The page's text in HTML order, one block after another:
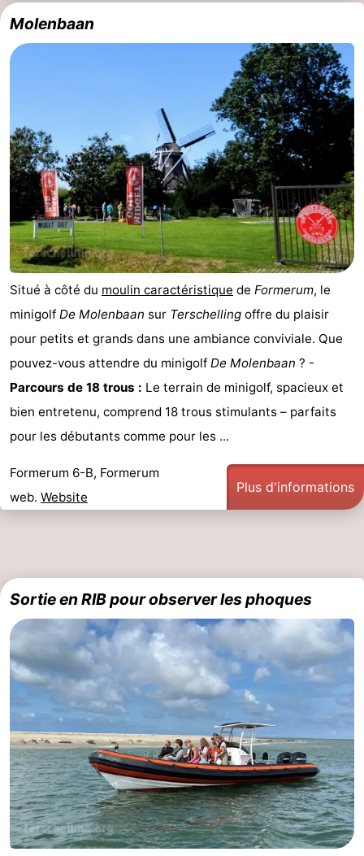
Molenbaan
Situé à côté du moulin caractéristique de Formerum, le
minigolf De Molenbaan sur Terschelling offre du plaisir
pour petits et grands dans une ambiance conviviale. Que
pouvez-vous attendre du minigolf De Molenbaan ? -
Parcours de 18 trous : Le terrain de minigolf, spacieux et
bien entretenu, comprend 18 trous stimulants – parfaits
pour les débutants comme pour les ...
Formerum 6-B, Formerum
web. Website
Plus d'informations
Sortie en RIB pour observer les phoques